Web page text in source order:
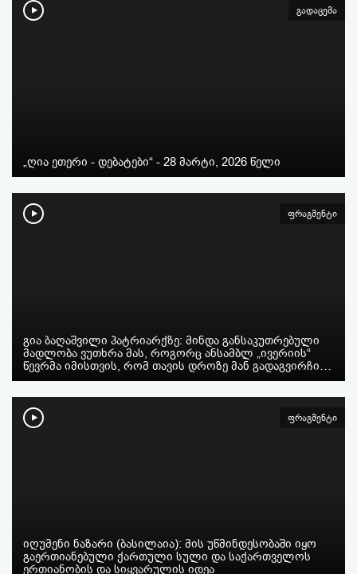
გადაცემა
„ღია ეთერი - დებატები“ - 28 მარტი, 2026 წელი
ფრაგმენტი
გია ბაღაშვილი პატრიარქზე: მინდა განსაკუთრებული
მადლობა ვუთხრა მას, როგორც ანსამბლ „ივერიის“
წევრმა იმისთვის, რომ თავის დროზე მან გადაგვირჩი…
ფრაგმენტი
იღუმენი ნაზარი (ბასილაია): მის უწმინდესობაში იყო
გაერთიანებული ქართული სული და საქართველოს
ერთიანობის და სიყვარულის იდეა